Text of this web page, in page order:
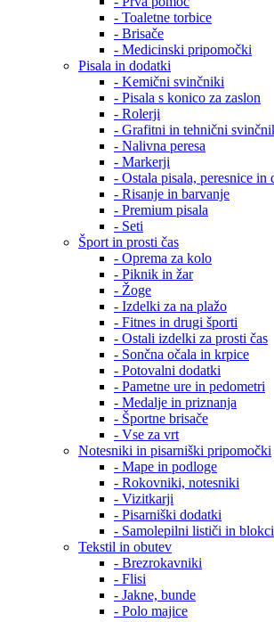
- Toaletne torbice
- Brisače
- Medicinski pripomočki
Pisala in dodatki
- Kemični svinčniki
- Pisala s konico za zaslon
- Rolerji
- Grafitni in tehnični
- Nalivna peresa
- Markerji
- Ostala pisala, peresnice in
- Risanje in barvanje
- Premium pisala
- Seti
Šport in prosti čas
- Oprema za kolo
- Piknik in žar
- Žoge
- Izdelki za na plažo
- Fitnes in drugi športi
- Ostali izdelki za prosti čas
- Sončna očala in krpice
- Potovalni dodatki
- Pametne ure in pedometri
- Medalje in priznanja
- Športne brisače
- Vse za vrt
Notesniki in pisarniški pripomočki
- Mape in podloge
- Rokovniki, notesniki
- Vizitkarji
- Pisarniški dodatki
- Samolepilni lističi in blokci
Tekstil in obutev
- Brezrokavniki
- Flisi
- Jakne, bunde
- Polo majice